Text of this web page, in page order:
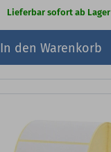
Lieferbar sofort ab Lager
In den Warenkorb